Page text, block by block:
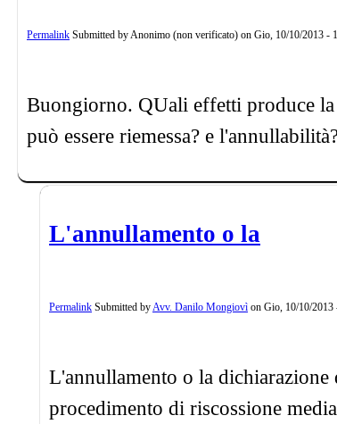
Permalink Submitted by Anonimo (non verificato) on Gio, 10/10/2013 -
Buongiorno. QUali effetti produce
può essere riemessa? e
L'annullamento o la
Permalink Submitted by Avv. Danilo Mongiovì on Gio, 10/10/2013
L'annullamento o la
procedimento di riscossione